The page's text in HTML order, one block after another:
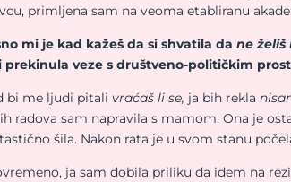
primljena sam na veoma etabliranu
mi je kad kažeš da si shvatila dane
prekinula veze s društveno-političkim
bi me ljudi pitali vraćaš li se, ja bih rekla
radova sam napravila s mamom. Ona je
šila. Nakon rata je u svom stanu
ja sam dobila priliku da idem na